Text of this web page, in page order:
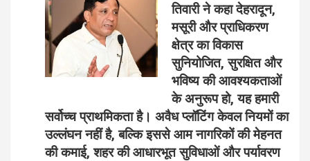
तिवारी ने कहा देहरादून,
मसूरी और प्राधिकरण
क्षेत्र का विकास
सुनियोजित, सुरक्षित और
भविष्य की आवश्यकताओं
के अनुरूप हो, यह हमारी
सर्वोच्च प्राथमिकता है। अवैध प्लॉटिंग केवल नियमों का
उल्लंघन नहीं है, बल्कि इससे आम नागरिकों की मेहनत
की कमाई, शहर की आधारभूत सुविधाओं और पर्यावरण